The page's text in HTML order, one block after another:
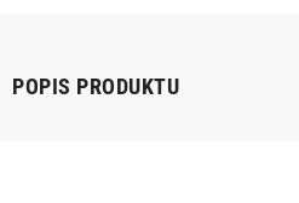
POPIS PRODUKTU